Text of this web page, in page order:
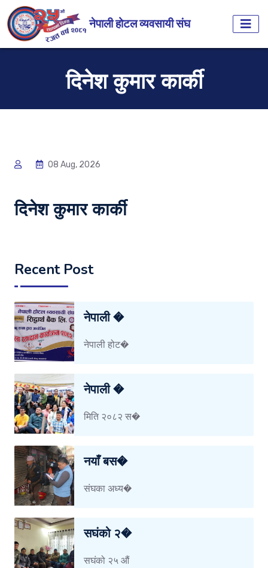
नेपाली होटल व्यवसायी संघ
दिनेश कुमार कार्की
08 Aug, 2026
दिनेश कुमार कार्की
Recent Post
नेपाली �
नेपाली होट�
नेपाली �
मिति २०८२ स�
नयाँ बस�
संघका अध्य�
सघंको २�
सघंको २५ औं